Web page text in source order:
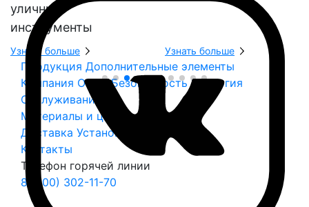
уличные
инструменты
Узнать больше Узнать больше
Продукция Дополнительные элементы
Компания О нас Безопасность Экология
Обслуживание
Материалы и цвета
Доставка Установка
Контакты
Телефон горячей линии
8 (800) 302-11-70